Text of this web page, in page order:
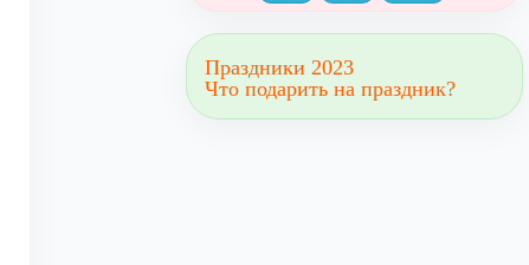
Праздники 2023
Что подарить на праздник?